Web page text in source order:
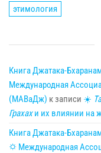
этимология
Книга Джатака-
Международная
(МАВаДж) к записи ☀
Грахахи их влиянии на
Книга Джатака-
🌣 Международная